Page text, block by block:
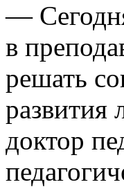
—
в
решать
развития
доктор